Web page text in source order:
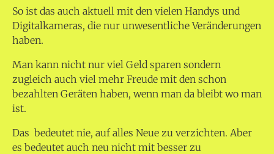
So ist das auch aktuell mit den vielen Handys und
Digitalkameras, die nur unwesentliche Veränderungen
haben.
Man kann nicht nur viel Geld sparen sondern
zugleich auch viel mehr Freude mit den schon
bezahlten Geräten haben, wenn man da bleibt wo man
ist.
Das bedeutet nie, auf alles Neue zu verzichten. Aber
es bedeutet auch neu nicht mit besser zu